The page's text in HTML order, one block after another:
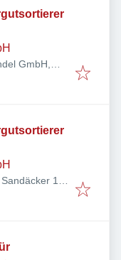
GmbH,
Ost II,
1,